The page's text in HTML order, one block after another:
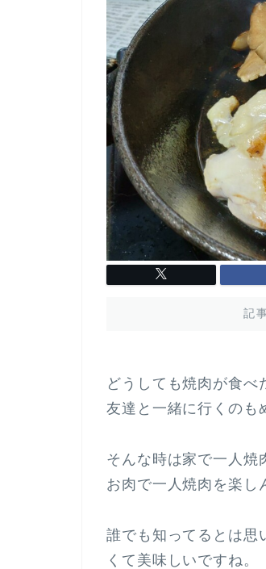
記
どうしても焼肉が食べ
友達と一緒に行くのも
そんな時は家で一人焼
お肉で一人焼肉を楽し
誰でも知ってるとは思
くて美味しいですね。